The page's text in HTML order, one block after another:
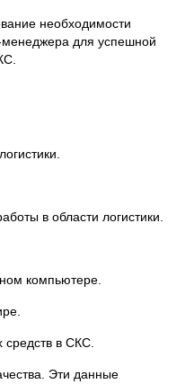
необходимости
менеджера для успешной
в области логистики.
компьютере.
средств в СКС.
Эти данные